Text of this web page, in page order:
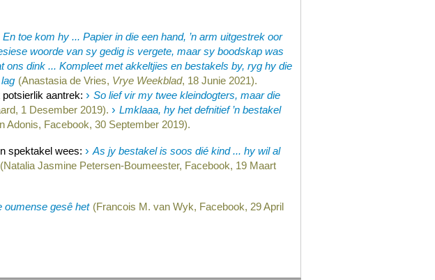
En toe kom hy ... Papier in die een hand, ’n arm uitgestrek oor
woorde van sy gedig is vergete, maar sy boodskap was
ons dink ... Kompleet met akkeltjies en bestakels by, ryg hy die
(Anastasia de Vries, Vrye Weekblad, 18 Junie 2021).
aantrek:› So lief vir my twee kleindogters, maar die
1 Desember 2019). › Lmklaaa, hy het defnitief ’n bestakel
Adonis, Facebook, 30 September 2019).
spektakel wees:› As jy bestakel is soos dié kind ... hy wil al
(Natalia Jasmine Petersen-Boumeester, Facebook, 19 Maart
oumense gesê het (Francois M. van Wyk, Facebook, 29 April